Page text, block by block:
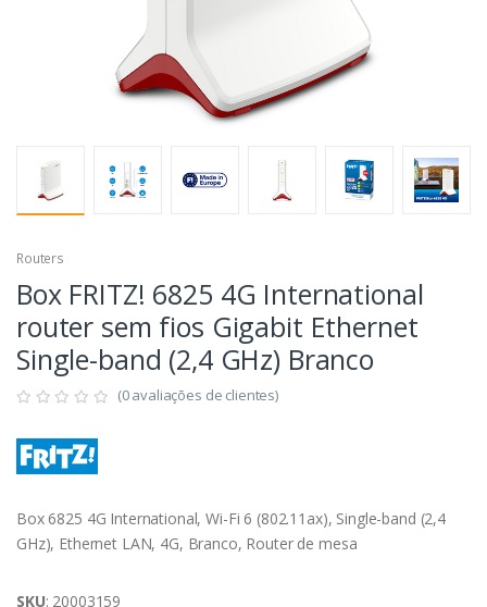
Routers
Box FRITZ! 6825 4G International
router sem fios Gigabit Ethernet
Single-band (2,4 GHz) Branco
(0 avaliações de clientes)
Box 6825 4G International, Wi-Fi 6 (802.11ax), Single-band (2,4
GHz), Ethernet LAN, 4G, Branco, Router de mesa
SKU: 20003159